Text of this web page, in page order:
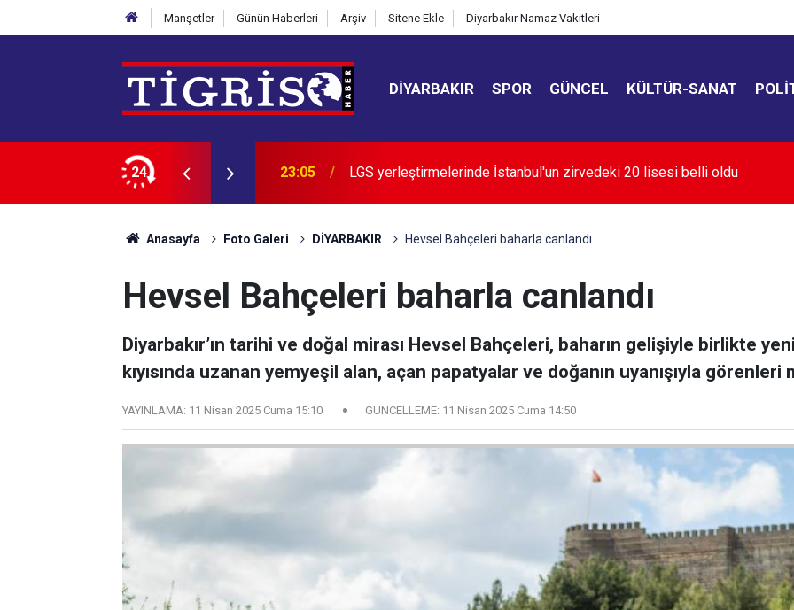
Manşetler Günün Haberleri Arşiv Sitene Ekle Diyarbakır Namaz Vakitleri
DIYARBAKIR SPOR GÜNCEL KÜLTÜR-SANAT
24
zirvedeki 20 lisesi belli oldu 22:28 İran: Boğaz'ın açılması ABD'nin tutumuna bağlı
Anasayfa Foto Galeri DİYARBAKIR Hevsel Bahçeleri baharla canlandı
Hevsel Bahçeleri baharla canlandı
Diyarbakır’ın tarihi ve doğal mirası Hevsel Bahçeleri, baharın gelişiyle birlikte
kıyısında uzanan yemyeşil alan, açan papatyalar ve doğanın uyanışıyla
YAYINLAMA: 11 Nisan 2025 Cuma 15:10 GÜNCELLEME: 11 Nisan 2025 Cuma 14:50